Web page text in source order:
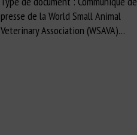
presse de la World Small Animal
Veterinary Association (WSAVA)…